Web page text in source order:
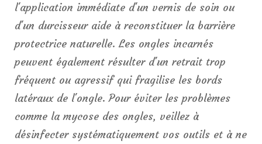
l'application immédiate d'un vernis de soin ou
d'un durcisseur aide à reconstituer la barrière
protectrice naturelle. Les ongles incarnés
peuvent également résulter d'un retrait trop
fréquent ou agressif qui fragilise les bords
latéraux de l'ongle. Pour éviter les problèmes
comme la mycose des ongles, veillez à
désinfecter systématiquement vos outils et à ne